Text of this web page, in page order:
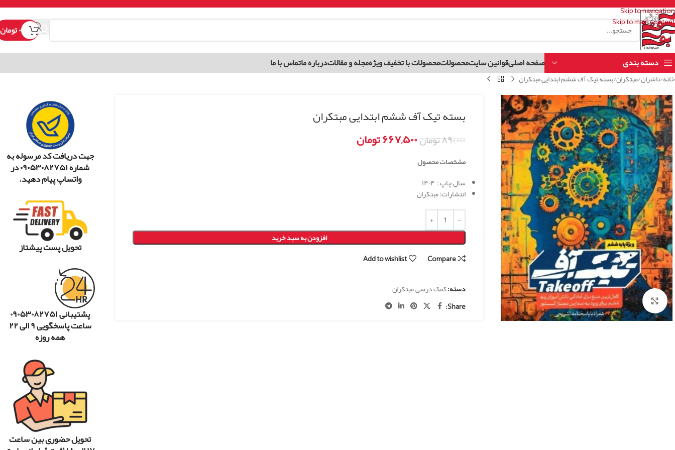
Skip to navigation
Skip to main content
۰تومان
دسته بندی صفحه اصلیقوانین سایتمحصولاتمحصولات با تخفیف ویژهمجله و مقالاتدرباره ماتماس با ما
خانه ناشران مبتکران بسته تیک آف ششم ابتدایی مبتکران
Click to enlarge
بسته تیک آف ششم ابتدایی مبتکران
۸۹۰,۰۰۰تومان۶۶۷,۵۰۰تومان
مشخصات محصول
سال چاپ : ۱۴۰۴
انتشارات: مبتکران
افزودن به سبد خرید
Compare
Add to wishlist
دسته:کمک درسی,مبتکران
Share:
جهت دریافت کد مرسوله به
شماره ۰۹۰۵۳۰۸۲۷۵۱ در
واتساپ پیام دهید.
تحویل پست پیشتاز
پشتیبانی ۰۹۰۵۳۰۸۲۷۵۱
ساعت پاسخگویی ۹ الی ۲۲
همه روزه
تحویل حضوری بین ساعت